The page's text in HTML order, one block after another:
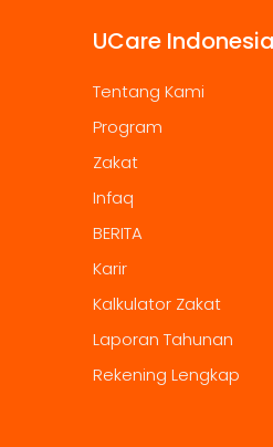
UCare Indonesia
Tentang Kami
Program
Zakat
Infaq
BERITA
Karir
Kalkulator Zakat
Laporan Tahunan
Rekening Lengkap